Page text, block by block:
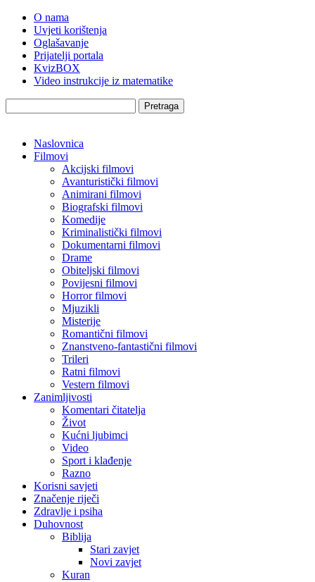
O nama
Uvjeti korištenja
Oglašavanje
Prijatelji portala
KvizBOX
Video instrukcije iz matematike
Pretraga
Naslovnica
Filmovi
Akcijski filmovi
Avanturistički filmovi
Animirani filmovi
Biografski filmovi
Komedije
Kriminalistički filmovi
Dokumentarni filmovi
Drame
Obiteljski filmovi
Povijesni filmovi
Horror filmovi
Mjuzikli
Misterije
Romantični filmovi
Znanstveno-fantastični filmovi
Trileri
Ratni filmovi
Vestern filmovi
Zanimljivosti
Komentari čitatelja
Život
Kućni ljubimci
Video
Sport i klađenje
Razno
Korisni savjeti
Značenje riječi
Zdravlje i psiha
Duhovnost
Biblija
Stari zavjet
Novi zavjet
Kuran